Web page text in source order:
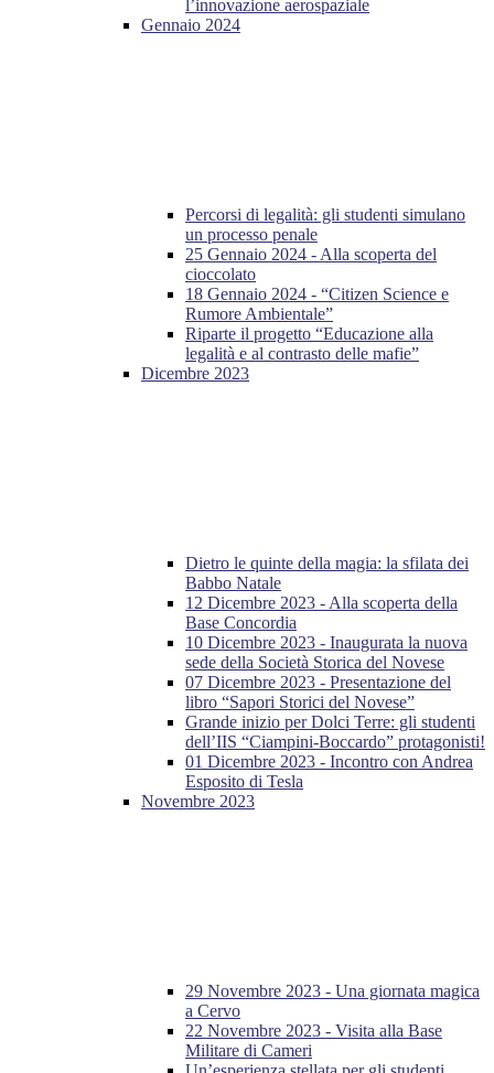
l’innovazione aerospaziale
Gennaio 2024
Percorsi di legalità: gli studenti simulano
un processo penale
25 Gennaio 2024 - Alla scoperta del
cioccolato
18 Gennaio 2024 - “Citizen Science e
Rumore Ambientale”
Riparte il progetto “Educazione alla
legalità e al contrasto delle mafie”
Dicembre 2023
Dietro le quinte della magia: la sfilata dei
Babbo Natale
12 Dicembre 2023 - Alla scoperta della
Base Concordia
10 Dicembre 2023 - Inaugurata la nuova
sede della Società Storica del Novese
07 Dicembre 2023 - Presentazione del
libro “Sapori Storici del Novese”
Grande inizio per Dolci Terre: gli studenti
dell’IIS “Ciampini-Boccardo” protagonisti!
01 Dicembre 2023 - Incontro con Andrea
Esposito di Tesla
Novembre 2023
29 Novembre 2023 - Una giornata magica
a Cervo
22 Novembre 2023 - Visita alla Base
Militare di Cameri